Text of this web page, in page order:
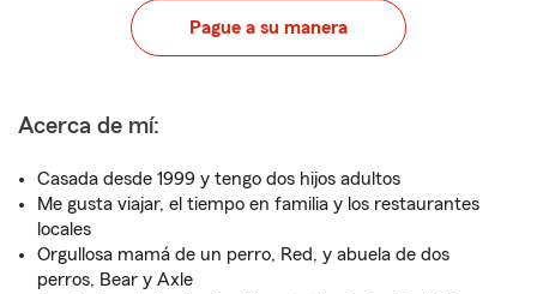
Pague a su manera
Acerca de mí:
Casada desde 1999 y tengo dos hijos adultos
Me gusta viajar, el tiempo en familia y los restaurantes
locales
Orgullosa mamá de un perro, Red, y abuela de dos
perros, Bear y Axle